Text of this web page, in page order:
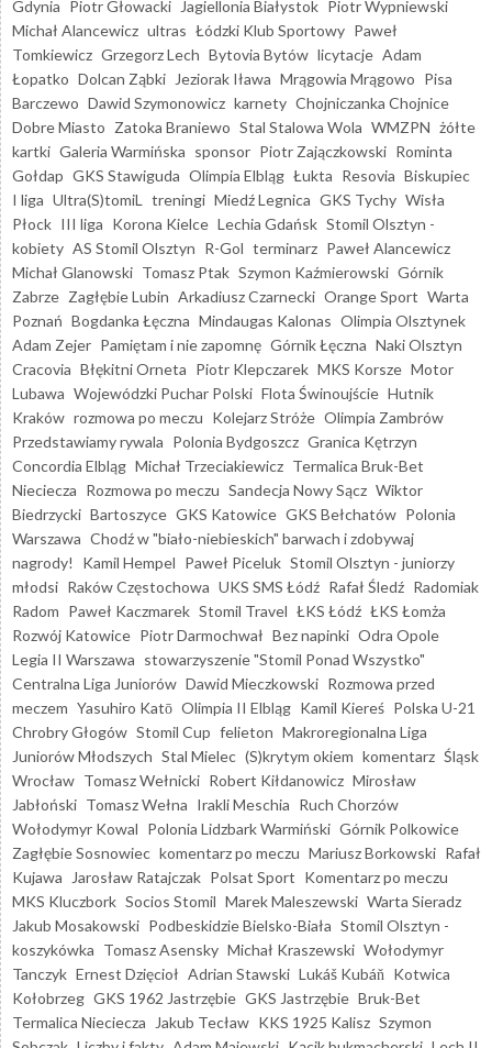
Gdynia Piotr Głowacki Jagiellonia Białystok Piotr Wypniewski
Michał Alancewicz ultras Łódzki Klub Sportowy Paweł
Tomkiewicz Grzegorz Lech Bytovia Bytów licytacje Adam
Łopatko Dolcan Ząbki Jeziorak Iława Mrągowia Mrągowo Pisa
Barczewo Dawid Szymonowicz karnety Chojniczanka Chojnice
Dobre Miasto Zatoka Braniewo Stal Stalowa Wola WMZPN żółte
kartki Galeria Warmińska sponsor Piotr Zajączkowski Rominta
Gołdap GKS Stawiguda Olimpia Elbląg Łukta Resovia Biskupiec
I liga Ultra(S)tomiL treningi Miedź Legnica GKS Tychy Wisła
Płock III liga Korona Kielce Lechia Gdańsk Stomil Olsztyn -
kobiety AS Stomil Olsztyn R-Gol terminarz Paweł Alancewicz
Michał Glanowski Tomasz Ptak Szymon Kaźmierowski Górnik
Zabrze Zagłębie Lubin Arkadiusz Czarnecki Orange Sport Warta
Poznań Bogdanka Łęczna Mindaugas Kalonas Olimpia Olsztynek
Adam Zejer Pamiętam i nie zapomnę Górnik Łęczna Naki Olsztyn
Cracovia Błękitni Orneta Piotr Klepczarek MKS Korsze Motor
Lubawa Wojewódzki Puchar Polski Flota Świnoujście Hutnik
Kraków rozmowa po meczu Kolejarz Stróże Olimpia Zambrów
Przedstawiamy rywala Polonia Bydgoszcz Granica Kętrzyn
Concordia Elbląg Michał Trzeciakiewicz Termalica Bruk-Bet
Nieciecza Rozmowa po meczu Sandecja Nowy Sącz Wiktor
Biedrzycki Bartoszyce GKS Katowice GKS Bełchatów Polonia
Warszawa Chodź w "biało-niebieskich" barwach i zdobywaj
nagrody!
Kamil Hempel Paweł Piceluk Stomil Olsztyn - juniorzy
młodsi Raków Częstochowa UKS SMS Łódź Rafał Śledź Radomiak
Radom Paweł Kaczmarek Stomil Travel ŁKS Łódź ŁKS Łomża
Rozwój Katowice Piotr Darmochwał Bez napinki Odra Opole
Legia II Warszawa stowarzyszenie "Stomil Ponad Wszystko"
Centralna Liga Juniorów Dawid Mieczkowski Rozmowa przed
meczem Yasuhiro Katō Olimpia II Elbląg Kamil Kiereś Polska U-21
Chrobry Głogów Stomil Cup felieton Makroregionalna Liga
Juniorów Młodszych Stal Mielec (S)krytym okiem komentarz Śląsk
Wrocław Tomasz Wełnicki Robert Kiłdanowicz Mirosław
Jabłoński Tomasz Wełna Irakli Meschia Ruch Chorzów
Wołodymyr Kowal Polonia Lidzbark Warmiński Górnik Polkowice
Zagłębie Sosnowiec komentarz po meczu Mariusz Borkowski Rafał
Kujawa
Jarosław Ratajczak Polsat Sport Komentarz po meczu
MKS Kluczbork Socios Stomil Marek Maleszewski Warta Sieradz
Jakub Mosakowski Podbeskidzie Bielsko-Biała Stomil Olsztyn -
koszykówka Tomasz Asensky Michał Kraszewski Wołodymyr
Tanczyk Ernest Dzięcioł Adrian Stawski Lukáš Kubáň Kotwica
Kołobrzeg GKS 1962 Jastrzębie GKS Jastrzębie Bruk-Bet
Termalica Nieciecza
Jakub Tecław KKS 1925 Kalisz Szymon